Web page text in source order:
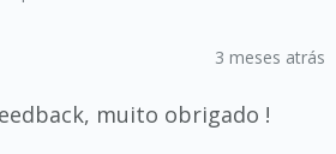
3 meses atrás
muito obrigado !